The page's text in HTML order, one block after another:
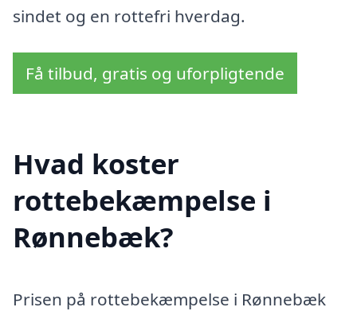
sindet og en rottefri hverdag.
Få tilbud, gratis og uforpligtende
Hvad koster
rottebekæmpelse i
Rønnebæk?
Prisen på rottebekæmpelse i Rønnebæk